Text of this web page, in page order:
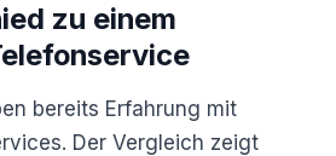
zu einem
bereits Erfahrung mit
Der Vergleich zeigt